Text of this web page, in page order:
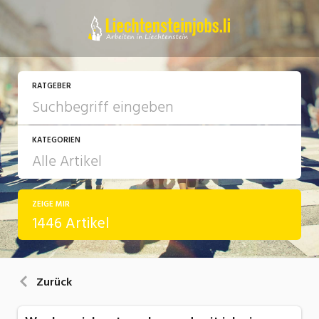
RATGEBER
KATEGORIEN
Arbeit
Ausbildung / Weiterbildung
ZEIGE MIR
1446 Artikel
Zurück